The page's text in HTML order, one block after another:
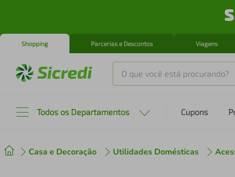
Shopping Parcerias e Descontos Viagens
O que você está procurando?
Todos os Departamentos Cupons
Casa e Decoração Utilidades Domésticas
º cafeteira